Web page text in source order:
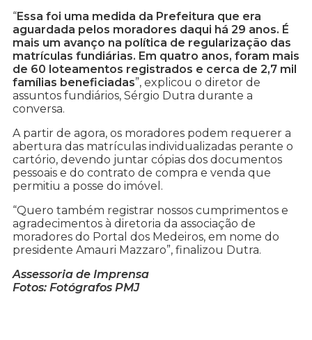
“Essa foi uma medida da Prefeitura que era
aguardada pelos moradores daqui há 29 anos. É
mais um avanço na política de regularização das
matrículas fundiárias. Em quatro anos, foram mais
de 60 loteamentos registrados e cerca de 2,7 mil
famílias beneficiadas”, explicou o diretor de
assuntos fundiários, Sérgio Dutra durante a
conversa.
A partir de agora, os moradores podem requerer a
abertura das matrículas individualizadas perante o
cartório, devendo juntar cópias dos documentos
pessoais e do contrato de compra e venda que
permitiu a posse do imóvel.
“Quero também registrar nossos cumprimentos e
agradecimentos à diretoria da associação de
moradores do Portal dos Medeiros, em nome do
presidente Amauri Mazzaro”, finalizou Dutra.
Assessoria de Imprensa
Fotos: Fotógrafos PMJ